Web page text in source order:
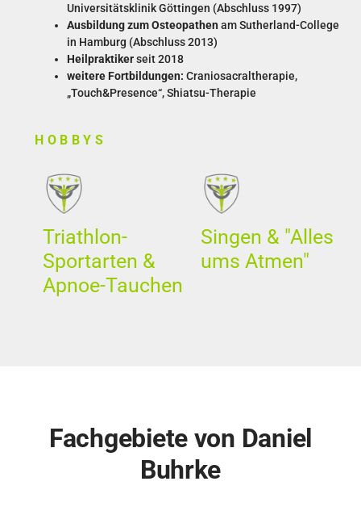
Universitätsklinik Göttingen (Abschluss 1997)
Ausbildung zum Osteopathenam Sutherland-College
in Hamburg (Abschluss 2013)
Heilpraktikerseit 2018
weitere Fortbildungen:Craniosacraltherapie,
„Touch&Presence“, Shiatsu-Therapie
HOBBYS
Triathlon-
Sportarten &
Apnoe-Tauchen
Singen & "Alles
ums Atmen"
Fachgebiete von Daniel
Buhrke